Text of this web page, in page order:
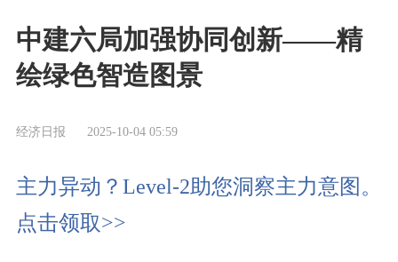
中建六局加强协同创新——精
绘绿色智造图景
经济日报 2025-10-04 05:59
主力异动？Level-2助您洞察主力意图。
点击领取>>